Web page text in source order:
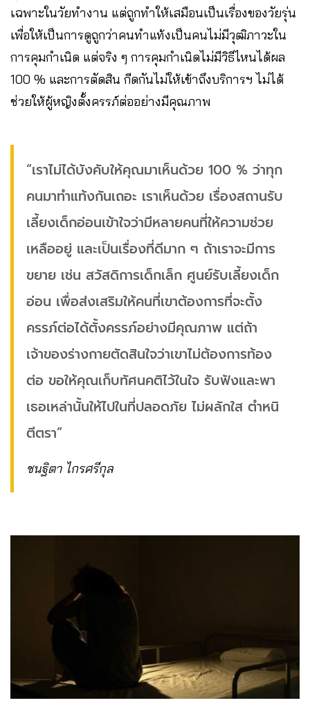
เฉพาะในวัยทำงาน แต่ถูกทำให้เสมือนเป็นเรื่องของวัยรุ่น
เพื่อให้เป็นการดูถูกว่าคนทำแท้งเป็นคนไม่มีวุฒิภาวะใน
การคุมกำเนิด แต่จริง ๆ การคุมกำเนิดไม่มีวิธีไหนได้ผล
100 % และการตัดสิน กีดกันไม่ให้เข้าถึงบริการฯ ไม่ได้
ช่วยให้ผู้หญิงตั้งครรภ์ต่ออย่างมีคุณภาพ
“เราไม่ได้บังคับให้คุณมาเห็นด้วย 100 % ว่าทุก
คนมาทำแท้งกันเถอะ เราเห็นด้วย เรื่องสถานรับ
เลี้ยงเด็กอ่อนเข้าใจว่ามีหลายคนที่ให้ความช่วย
เหลืออยู่ และเป็นเรื่องที่ดีมาก ๆ ถ้าเราจะมีการ
ขยาย เช่น สวัสดิการเด็กเล็ก ศูนย์รับเลี้ยงเด็ก
อ่อน เพื่อส่งเสริมให้คนที่เขาต้องการที่จะตั้ง
ครรภ์ต่อได้ตั้งครรภ์อย่างมีคุณภาพ แต่ถ้า
เจ้าของร่างกายตัดสินใจว่าเขาไม่ต้องการท้อง
ต่อ ขอให้คุณเก็บทัศนคติไว้ในใจ รับฟังและพา
เธอเหล่านั้นให้ไปในที่ปลอดภัย ไม่ผลักใส ตำหนิ
ตีตรา”
ชนฐิตา ไกรศรีกุล